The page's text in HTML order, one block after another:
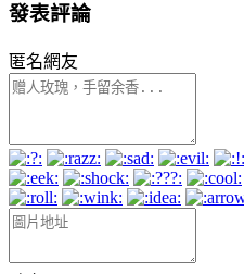
發表評論
匿名網友